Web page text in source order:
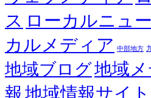
ス ローカルニュ
カルメディア 中部地方
地域ブログ地域
報 地域情報サイト